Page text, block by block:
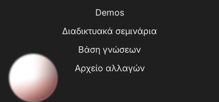
Demos
Διαδικτυακά σεμινάρια
Βάση γνώσεων
Αρχείο αλλαγών